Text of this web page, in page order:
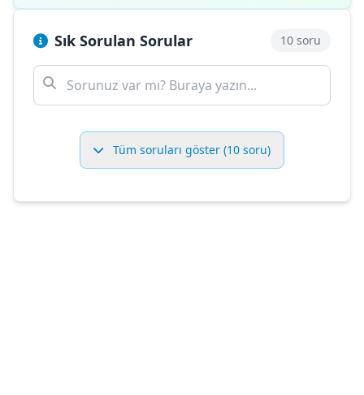
Sık Sorulan Sorular 10 soru
Tüm soruları göster (10 soru)